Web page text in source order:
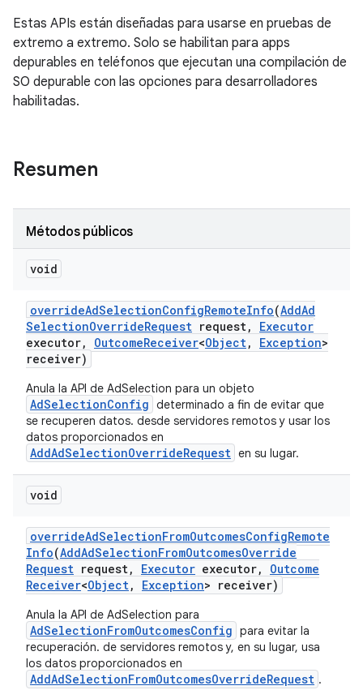
Estas APIs están diseñadas para usarse en pruebas de
extremo a extremo. Solo se habilitan para apps
depurables en teléfonos que ejecutan una compilación de
SO depurable con las opciones para desarrolladores
habilitadas.
Resumen
Métodos públicos
void
overrideAdSelectionConfigRemoteInfo(AddAd
SelectionOverrideRequest request,
Executor
executor, OutcomeReceiver<Object, Exception>
receiver)
Anula la API de AdSelection para un objeto
AdSelectionConfig determinado a fin de evitar que
se recuperen datos. desde servidores remotos y usar los
datos proporcionados en
AddAdSelectionOverrideRequest en su lugar.
void
overrideAdSelectionFromOutcomesConfigRemote
Info(AddAdSelectionFromOutcomesOverride
Request request, Executor executor,
Outcome
Receiver<Object, Exception> receiver)
Anula la API de AdSelection para
AdSelectionFromOutcomesConfig para evitar la
recuperación. de servidores remotos y, en su lugar, usa
los datos proporcionados en
AddAdSelectionFromOutcomesOverrideRequest .